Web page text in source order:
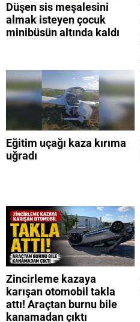
Düşen sis meşalesini
almak isteyen çocuk
minibüsün altında kaldı
Eğitim uçağı kaza kırıma
uğradı
Zincirleme kazaya
karışan otomobil takla
attı! Araçtan burnu bile
kanamadan çıktı